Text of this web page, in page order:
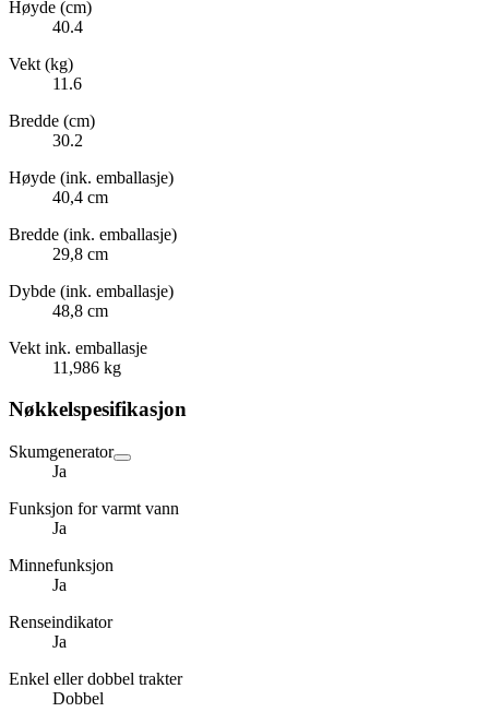
Høyde (cm)
40.4
Vekt (kg)
11.6
Bredde (cm)
30.2
Høyde (ink. emballasje)
40,4 cm
Bredde (ink. emballasje)
29,8 cm
Dybde (ink. emballasje)
48,8 cm
Vekt ink. emballasje
11,986 kg
Nøkkelspesifikasjon
Skumgenerator
Ja
Funksjon for varmt vann
Ja
Minnefunksjon
Ja
Renseindikator
Ja
Enkel eller dobbel trakter
Dobbel